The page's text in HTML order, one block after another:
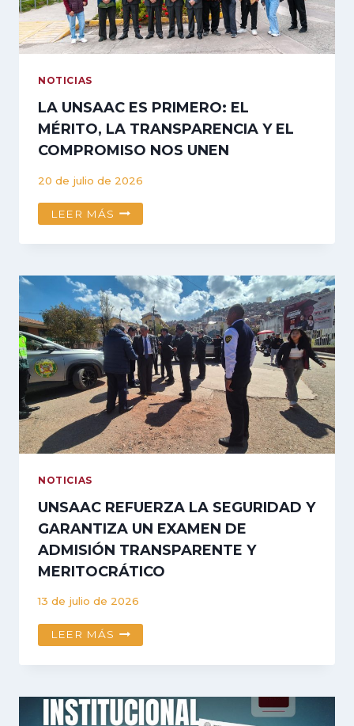
NOTICIAS
LA UNSAAC ES PRIMERO: EL
MÉRITO, LA TRANSPARENCIA Y EL
COMPROMISO NOS UNEN
20 de julio de 2026
LEER MÁS LA
ES
EL
MÉRITO,
LA
TRANSPARENCIA
COMPROMISO
NOS
UNEN
NOTICIAS
UNSAAC REFUERZA LA SEGURIDAD Y
GARANTIZA UN EXAMEN DE
ADMISIÓN TRANSPARENTE Y
MERITOCRÁTICO
13 de julio de 2026
LEER MÁS UNSAAC
REFUERZA
LA
Y
GARANTIZA